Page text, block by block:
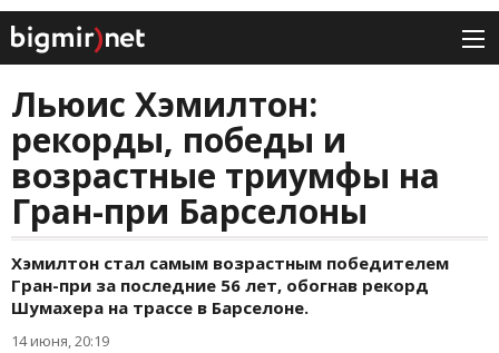
Льюис Хэмилтон:
рекорды, победы и
возрастные триумфы на
Гран-при Барселоны
Хэмилтон стал самым возрастным победителем
Гран-при за последние 56 лет, обогнав рекорд
Шумахера на трассе в Барселоне.
14 июня, 20:19